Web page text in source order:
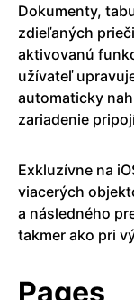
Dokumenty,
zdieľaných
aktivovanú
užívateľ
automaticky
zariadenie
Exkluzívne na
viacerých
a následného
takmer ako pri
Pages